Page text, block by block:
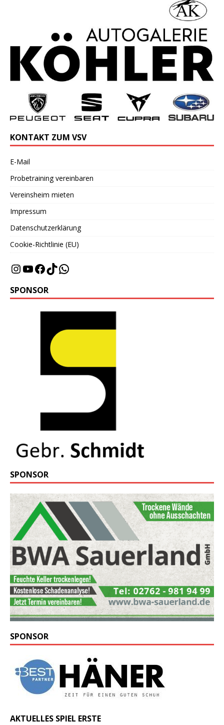
KONTAKT ZUM VSV
E-Mail
Probetraining vereinbaren
Vereinsheim mieten
Impressum
Datenschutzerklärung
Cookie-Richtlinie (EU)
SPONSOR
SPONSOR
SPONSOR
AKTUELLES SPIEL ERSTE